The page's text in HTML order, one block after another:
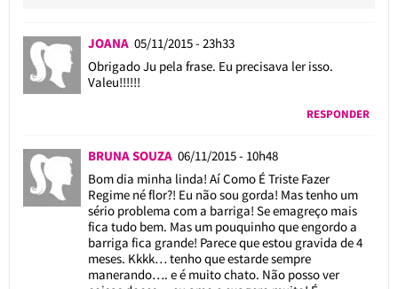
JOANA 05/11/2015 - 23h33
Obrigado Ju pela frase. Eu precisava ler isso.
Valeu!!!!!!
RESPONDER
BRUNA SOUZA 06/11/2015 - 10h48
Bom dia minha linda! Aí Como É Triste Fazer
Regime né flor?! Eu não sou gorda! Mas tenho um
sério problema com a barriga! Se emagreço mais
fica tudo bem. Mas um pouquinho que engordo a
barriga fica grande! Parece que estou gravida de 4
meses. Kkkk… tenho que estarde sempre
manerando…. e é muito chato. Não posso ver